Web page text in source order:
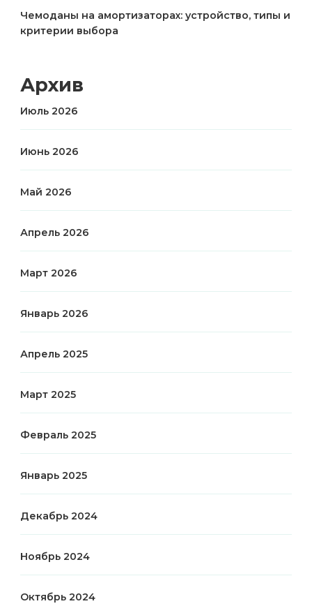
Чемоданы на амортизаторах: устройство, типы и
критерии выбора
Архив
Июль 2026
Июнь 2026
Май 2026
Апрель 2026
Март 2026
Январь 2026
Апрель 2025
Март 2025
Февраль 2025
Январь 2025
Декабрь 2024
Ноябрь 2024
Октябрь 2024